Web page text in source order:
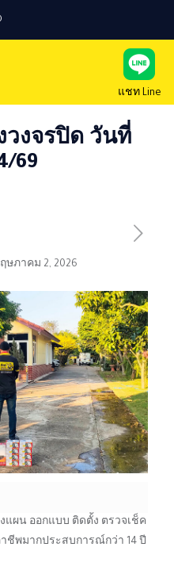
แชท Line
วงจรปิด วันที่
69
ษภาคม 2, 2026
ผน ออกแบบ ติดตั้ง ตรวจเช็ค
ชีพมากประสบการณ์กว่า 14 ปี